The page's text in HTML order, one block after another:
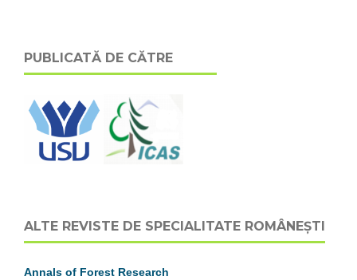
PUBLICATĂ DE CĂTRE
ALTE REVISTE DE SPECIALITATE ROMÂNEȘTI
Annals of Forest Research